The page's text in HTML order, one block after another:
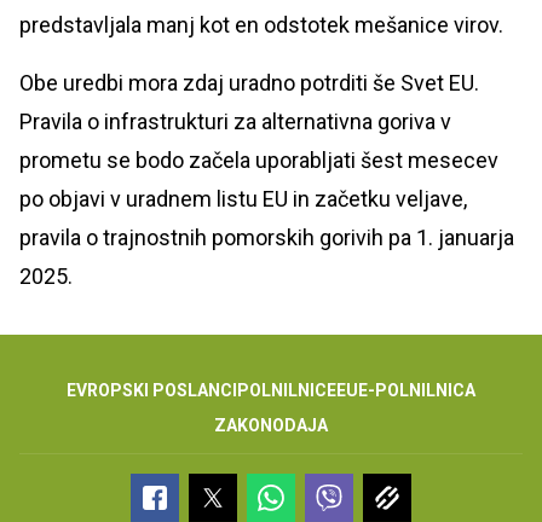
predstavljala manj kot en odstotek mešanice virov.
Obe uredbi mora zdaj uradno potrditi še Svet EU.
Pravila o infrastrukturi za alternativna goriva v
prometu se bodo začela uporabljati šest mesecev
po objavi v uradnem listu EU in začetku veljave,
pravila o trajnostnih pomorskih gorivih pa 1. januarja
2025.
EVROPSKI POSLANCI POLNILNICEEU E-POLNILNICA
ZAKONODAJA